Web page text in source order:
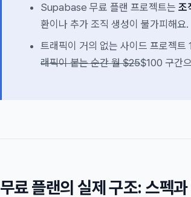
Supabase 무료 플랜 프로젝트는 조
환이나 추가 조직 생성이 불가피해요.
트래픽이 거의 없는 사이드 프로젝트 1
래픽이 붙는 순간 월 $25$100 구간
무료 플랜의 실제 구조: 스펙